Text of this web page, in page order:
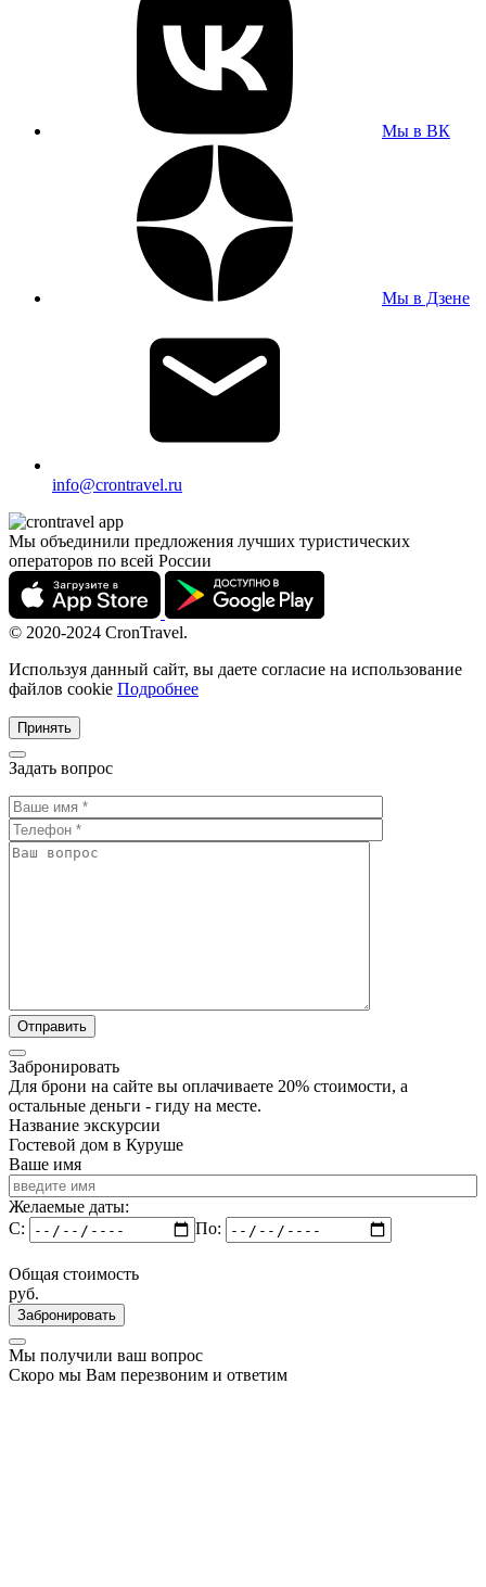
Мы в ВК
Мы в Дзене
info@crontravel.ru
Мы объединили предложения лучших туристических
операторов по всей России
© 2020-2024 CronTravel.
Используя данный сайт, вы даете согласие на использование
файлов cookie Подробнее
Принять
Задать вопрос
Забронировать
Для брони на сайте вы оплачиваете 20% стоимости, а
остальные деньги - гиду на месте.
Название экскурсии
Гостевой дом в Куруше
Ваше имя
Желаемые даты:
C:
По:
Общая стоимость
руб.
Забронировать
Мы получили ваш вопрос
Скоро мы Вам перезвоним и ответим